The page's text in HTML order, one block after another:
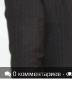
· 0 комментариев ·